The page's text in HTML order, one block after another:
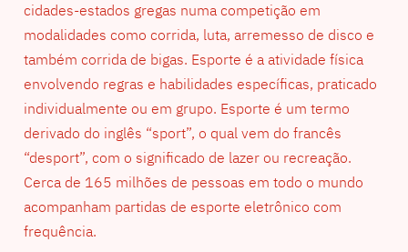
cidades-estados gregas numa competição em
modalidades como corrida, luta, arremesso de disco e
também corrida de bigas. Esporte é a atividade física
envolvendo regras e habilidades específicas, praticado
individualmente ou em grupo. Esporte é um termo
derivado do inglês “sport”, o qual vem do francês
“desport”, com o significado de lazer ou recreação.
Cerca de 165 milhões de pessoas em todo o mundo
acompanham partidas de esporte eletrônico com
frequência.